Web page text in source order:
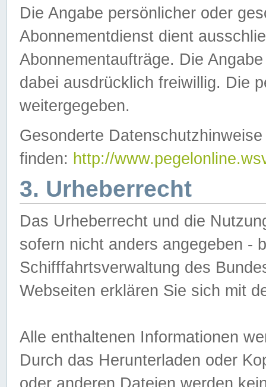
Die Angabe persönlicher oder
Abonnementdienst dient
Abonnementaufträge. Die
dabei ausdrücklich freiwillig. Die
weitergegeben.
Gesonderte
finden: http://
3. Urheberrecht
Das Urheberrecht und die
sofern nicht anders angegeben -
Schifffahrtsverwaltung des
Webseiten erklären Sie sich mit
Alle enthaltenen Informationen
Durch das Herunterladen oder
oder anderen Dateien werden